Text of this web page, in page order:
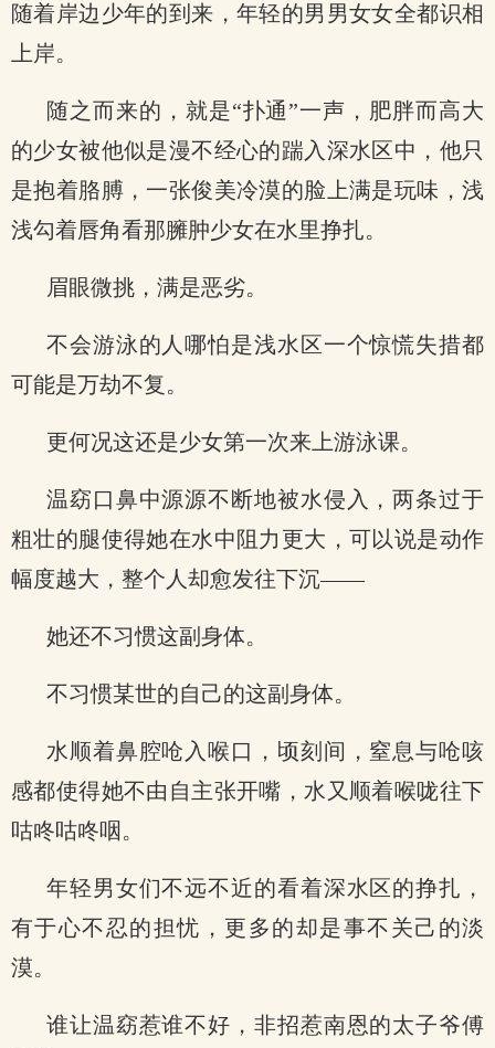
随着岸边少年的到来，年轻的男男女女全都识相
上岸。
随之而来的，就是“扑通”一声，肥胖而高大
的少女被他似是漫不经心的踹入深水区中，他只
是抱着胳膊，一张俊美冷漠的脸上满是玩味，浅
浅勾着唇角看那臃肿少女在水里挣扎。
眉眼微挑，满是恶劣。
不会游泳的人哪怕是浅水区一个惊慌失措都
可能是万劫不复。
更何况这还是少女第一次来上游泳课。
温窈口鼻中源源不断地被水侵入，两条过于
粗壮的腿使得她在水中阻力更大，可以说是动作
幅度越大，整个人却愈发往下沉——
她还不习惯这副身体。
不习惯某世的自己的这副身体。
水顺着鼻腔呛入喉口，顷刻间，窒息与呛咳
感都使得她不由自主张开嘴，水又顺着喉咙往下
咕咚咕咚咽。
年轻男女们不远不近的看着深水区的挣扎，
有于心不忍的担忧，更多的却是事不关己的淡
漠。
谁让温窈惹谁不好，非招惹南恩的太子爷傅